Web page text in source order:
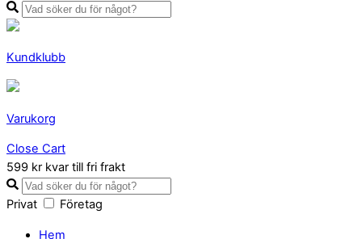
Kundklubb
Varukorg
Close Cart
599 kr kvar till fri frakt
Privat Företag
Hem